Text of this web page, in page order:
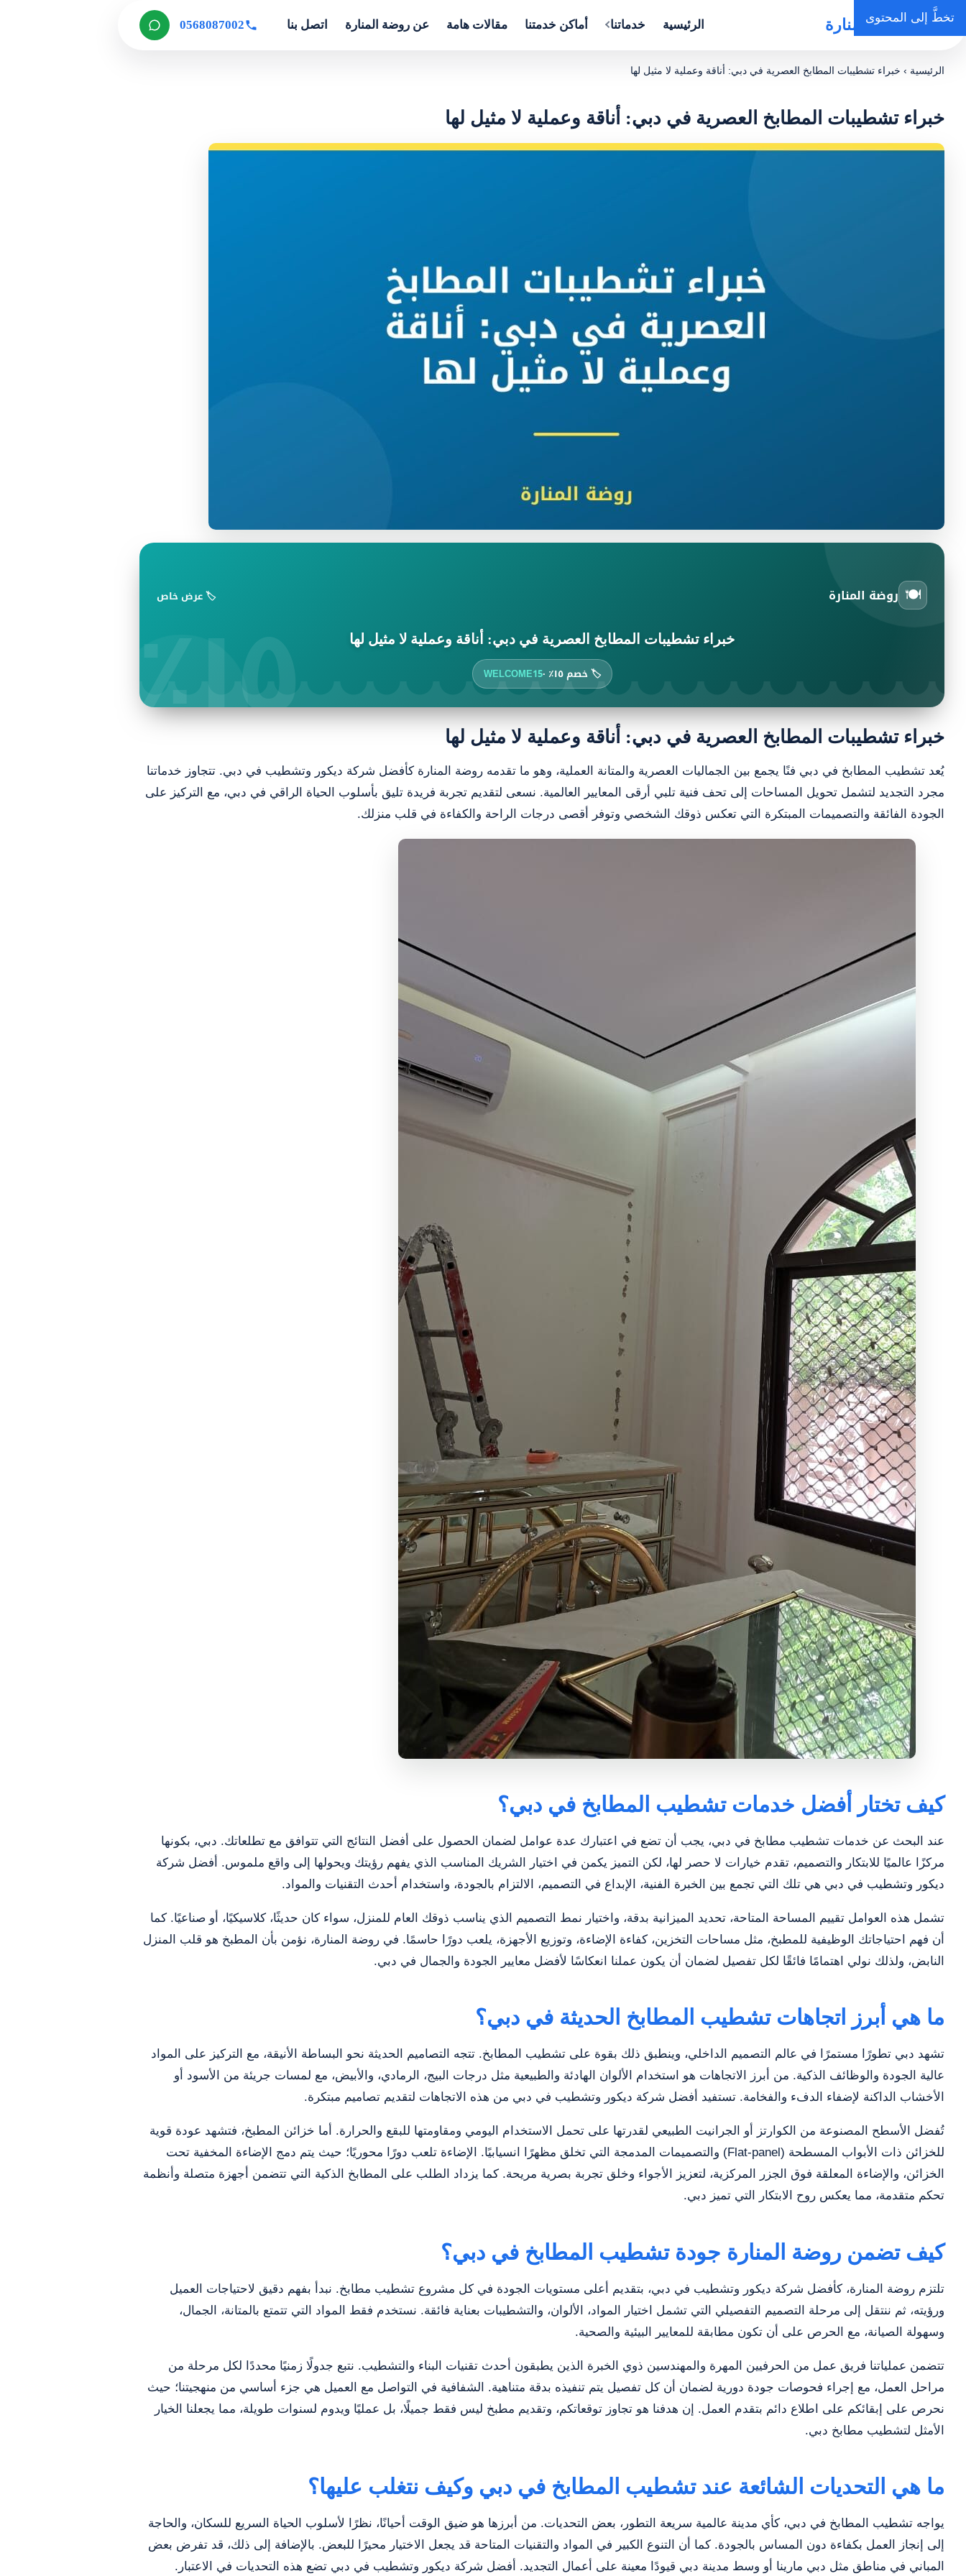
تخطَّ إلى المحتوى
روضة المنارة الرئيسية خدماتنا أماكن خدمتنا مقالات هامة عن روضة المنارة اتصل بنا 0568087002
الرئيسية › خبراء تشطيبات المطابخ العصرية في دبي: أناقة وعملية لا مثيل لها
خبراء تشطيبات المطابخ العصرية في دبي: أناقة وعملية لا مثيل لها
١٥٪ 🍽️ روضة المنارة 🏷️ عرض خاص
خبراء تشطيبات المطابخ العصرية في دبي: أناقة وعملية لا مثيل لها
🏷️ خصم ١٥٪ · WELCOME15
خبراء تشطيبات المطابخ العصرية في دبي: أناقة وعملية لا مثيل لها
يُعد تشطيب المطابخ في دبي فنًا يجمع بين الجماليات العصرية والمتانة العملية، وهو ما تقدمه روضة المنارة كأفضل شركة ديكور وتشطيب في دبي. تتجاوز خدماتنا
مجرد التجديد لتشمل تحويل المساحات إلى تحف فنية تلبي أرقى المعايير العالمية. نسعى لتقديم تجربة فريدة تليق بأسلوب الحياة الراقي في دبي، مع التركيز على
الجودة الفائقة والتصميمات المبتكرة التي تعكس ذوقك الشخصي وتوفر أقصى درجات الراحة والكفاءة في قلب منزلك.
كيف تختار أفضل خدمات تشطيب المطابخ في دبي؟
عند البحث عن خدمات تشطيب مطابخ في دبي، يجب أن تضع في اعتبارك عدة عوامل لضمان الحصول على أفضل النتائج التي تتوافق مع تطلعاتك. دبي، بكونها
مركزًا عالميًا للابتكار والتصميم، تقدم خيارات لا حصر لها، لكن التميز يكمن في اختيار الشريك المناسب الذي يفهم رؤيتك ويحولها إلى واقع ملموس. أفضل شركة
ديكور وتشطيب في دبي هي تلك التي تجمع بين الخبرة الفنية، الإبداع في التصميم، الالتزام بالجودة، واستخدام أحدث التقنيات والمواد.
تشمل هذه العوامل تقييم المساحة المتاحة، تحديد الميزانية بدقة، واختيار نمط التصميم الذي يناسب ذوقك العام للمنزل، سواء كان حديثًا، كلاسيكيًا، أو صناعيًا. كما
أن فهم احتياجاتك الوظيفية للمطبخ، مثل مساحات التخزين، كفاءة الإضاءة، وتوزيع الأجهزة، يلعب دورًا حاسمًا. في روضة المنارة، نؤمن بأن المطبخ هو قلب المنزل
النابض، ولذلك نولي اهتمامًا فائقًا لكل تفصيل لضمان أن يكون عملنا انعكاسًا لأفضل معايير الجودة والجمال في دبي.
ما هي أبرز اتجاهات تشطيب المطابخ الحديثة في دبي؟
تشهد دبي تطورًا مستمرًا في عالم التصميم الداخلي، وينطبق ذلك بقوة على تشطيب المطابخ. تتجه التصاميم الحديثة نحو البساطة الأنيقة، مع التركيز على المواد
عالية الجودة والوظائف الذكية. من أبرز الاتجاهات هو استخدام الألوان الهادئة والطبيعية مثل درجات البيج، الرمادي، والأبيض، مع لمسات جريئة من الأسود أو
الأخشاب الداكنة لإضفاء الدفء والفخامة. تستفيد أفضل شركة ديكور وتشطيب في دبي من هذه الاتجاهات لتقديم تصاميم مبتكرة.
تُفضل الأسطح المصنوعة من الكوارتز أو الجرانيت الطبيعي لقدرتها على تحمل الاستخدام اليومي ومقاومتها للبقع والحرارة. أما خزائن المطبخ، فتشهد عودة قوية
للخزائن ذات الأبواب المسطحة (Flat-panel) والتصميمات المدمجة التي تخلق مظهرًا انسيابيًا. الإضاءة تلعب دورًا محوريًا؛ حيث يتم دمج الإضاءة المخفية تحت
الخزائن، والإضاءة المعلقة فوق الجزر المركزية، لتعزيز الأجواء وخلق تجربة بصرية مريحة. كما يزداد الطلب على المطابخ الذكية التي تتضمن أجهزة متصلة وأنظمة
تحكم متقدمة، مما يعكس روح الابتكار التي تميز دبي.
كيف تضمن روضة المنارة جودة تشطيب المطابخ في دبي؟
تلتزم روضة المنارة، كأفضل شركة ديكور وتشطيب في دبي، بتقديم أعلى مستويات الجودة في كل مشروع تشطيب مطابخ. نبدأ بفهم دقيق لاحتياجات العميل
ورؤيته، ثم ننتقل إلى مرحلة التصميم التفصيلي التي تشمل اختيار المواد، الألوان، والتشطيبات بعناية فائقة. نستخدم فقط المواد التي تتمتع بالمتانة، الجمال،
وسهولة الصيانة، مع الحرص على أن تكون مطابقة للمعايير البيئية والصحية.
تتضمن عملياتنا فريق عمل من الحرفيين المهرة والمهندسين ذوي الخبرة الذين يطبقون أحدث تقنيات البناء والتشطيب. نتبع جدولًا زمنيًا محددًا لكل مرحلة من
مراحل العمل، مع إجراء فحوصات جودة دورية لضمان أن كل تفصيل يتم تنفيذه بدقة متناهية. الشفافية في التواصل مع العميل هي جزء أساسي من منهجيتنا؛ حيث
نحرص على إبقائكم على اطلاع دائم بتقدم العمل. إن هدفنا هو تجاوز توقعاتكم، وتقديم مطبخ ليس فقط جميلًا، بل عمليًا ويدوم لسنوات طويلة، مما يجعلنا الخيار
الأمثل لتشطيب مطابخ دبي.
ما هي التحديات الشائعة عند تشطيب المطابخ في دبي وكيف نتغلب عليها؟
يواجه تشطيب المطابخ في دبي، كأي مدينة عالمية سريعة التطور، بعض التحديات. من أبرزها هو ضيق الوقت أحيانًا، نظرًا لأسلوب الحياة السريع للسكان، والحاجة
إلى إنجاز العمل بكفاءة دون المساس بالجودة. كما أن التنوع الكبير في المواد والتقنيات المتاحة قد يجعل الاختيار محيرًا للبعض. بالإضافة إلى ذلك، قد تفرض بعض
المباني في مناطق مثل دبي مارينا أو وسط مدينة دبي قيودًا معينة على أعمال التجديد. أفضل شركة ديكور وتشطيب في دبي تضع هذه التحديات في الاعتبار.